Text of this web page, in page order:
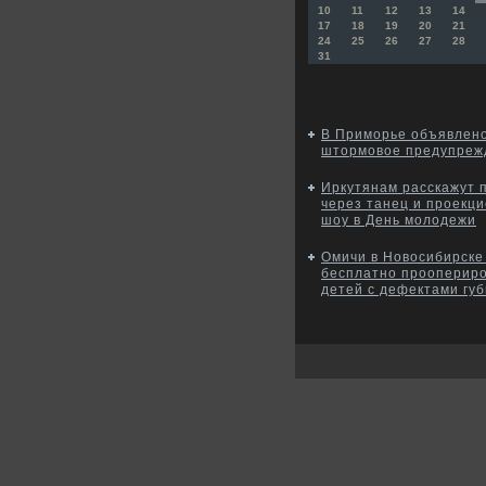
10
11 12 13 14
17
18 19 20 21
24
25 26 27 28
31
В Приморье
штормовое
Иркутянам расскажут
через танец и
шоу в День молодежи
Омичи в Новосибирске
бесплатно
детей с дефектами